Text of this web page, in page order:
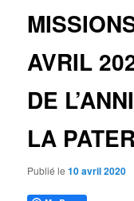
AVRIL
DE
LA
Publié le10 avril 2020